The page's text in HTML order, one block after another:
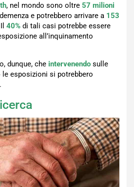
, nel mondo sono oltre 57 milioni
e potrebbero arrivare a 153
40% di tali casi potrebbe essere
all’inquinamento
dunque, che intervenendo sulle
esposizioni si potrebbero